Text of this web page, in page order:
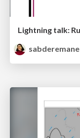
sabderemane